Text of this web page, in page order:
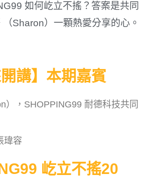
如何屹立不搖？答案是共同
Sharon）一顆熱愛分享的心。
開講】本期嘉賓
），SHOPPING99 耐德科技共同
瑋容
屹立不搖20